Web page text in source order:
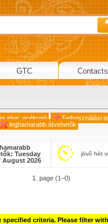
elve: acélrugó Felhasználási
leghamarabb átvehetők
Tuesday
August 2026
jövő hét
1. page (1–0)
specified criteria. Please filter
GTC Contacts